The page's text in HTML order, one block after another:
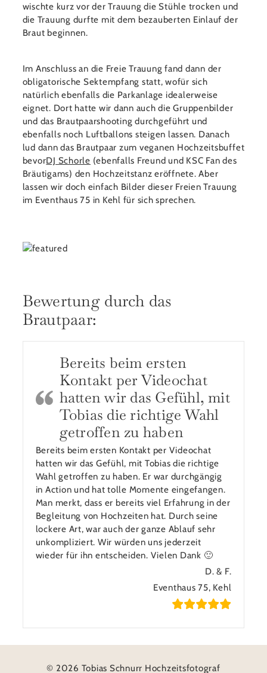
wischte kurz vor der Trauung die Stühle trocken und
die Trauung durfte mit dem bezauberten Einlauf der
Braut beginnen.
Im Anschluss an die Freie Trauung fand dann der
obligatorische Sektempfang statt, wofür sich
natürlich ebenfalls die Parkanlage idealerweise
eignet. Dort hatte wir dann auch die Gruppenbilder
und das Brautpaarshooting durchgeführt und
ebenfalls noch Luftballons steigen lassen. Danach
lud dann das Brautpaar zum veganen Hochzeitsbuffet
bevorDJ Schorle (ebenfalls Freund und KSC Fan des
Bräutigams) den Hochzeitstanz eröffnete. Aber
lassen wir doch einfach Bilder dieser Freien Trauung
im Eventhaus 75 in Kehl für sich sprechen.
Bewertung durch das
Brautpaar:
Bereits beim ersten
Kontakt per Videochat
hatten wir das Gefühl, mit
Tobias die richtige Wahl
getroffen zu haben
Bereits beim ersten Kontakt per Videochat
hatten wir das Gefühl, mit Tobias die richtige
Wahl getroffen zu haben. Er war durchgängig
in Action und hat tolle Momente eingefangen.
Man merkt, dass er bereits viel Erfahrung in der
Begleitung von Hochzeiten hat. Durch seine
lockere Art, war auch der ganze Ablauf sehr
unkompliziert. Wir würden uns jederzeit
wieder für ihn entscheiden. Vielen Dank 🙂
D. & F.
Eventhaus 75, Kehl
© 2026 Tobias Schnurr Hochzeitsfotograf